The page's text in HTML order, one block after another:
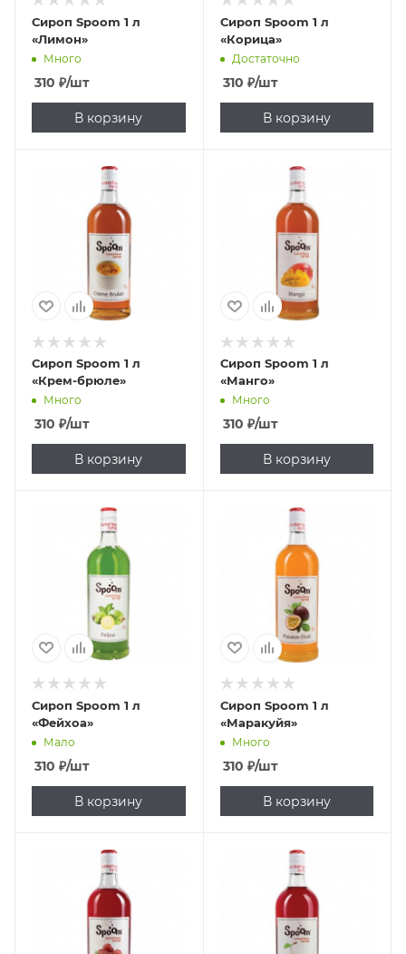
Сироп Spoom 1 л
«Лимон»
Много
310 ₽/шт
В корзину
Сироп Spoom 1 л
«Корица»
Достаточно
310 ₽/шт
В корзину
Сироп Spoom 1 л
«Крем-брюле»
Много
310 ₽/шт
В корзину
Сироп Spoom 1 л
«Манго»
Много
310 ₽/шт
В корзину
Сироп Spoom 1 л
«Фейхоа»
Мало
310 ₽/шт
В корзину
Сироп Spoom 1 л
«Маракуйя»
Много
310 ₽/шт
В корзину